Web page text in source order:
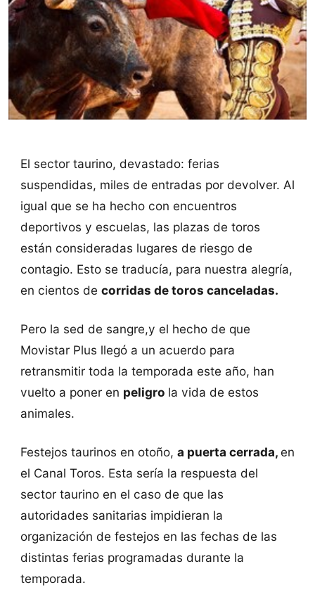
El sector taurino, devastado: ferias
suspendidas, miles de entradas por devolver. Al
igual que se ha hecho con encuentros
deportivos y escuelas, las plazas de toros
están consideradas lugares de riesgo de
contagio. Esto se traducía, para nuestra alegría,
en cientos de corridas de toros canceladas.
Pero la sed de sangre,y el hecho de que
Movistar Plus llegó a un acuerdo para
retransmitir toda la temporada este año, han
vuelto a poner en peligro la vida de estos
animales.
Festejos taurinos en otoño, a puerta cerrada,en
el Canal Toros. Esta sería la respuesta del
sector taurino en el caso de que las
autoridades sanitarias impidieran la
organización de festejos en las fechas de las
distintas ferias programadas durante la
temporada.